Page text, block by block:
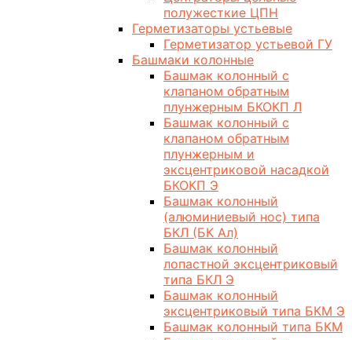
полужесткие ЦПН
Герметизаторы устьевые
Герметизатор устьевой ГУ
Башмаки колонные
Башмак колонный с
клапаном обратным
плунжерным БКОКП Л
Башмак колонный с
клапаном обратным
плунжерным и
эксцентриковой насадкой
БКОКП Э
Башмак колонный
(алюминиевый нос) типа
БКЛ (БК Ал)
Башмак колонный
лопастной эксцентриковый
типа БКЛ Э
Башмак колонный
эксцентриковый типа БКМ Э
Башмак колонный типа БКМ